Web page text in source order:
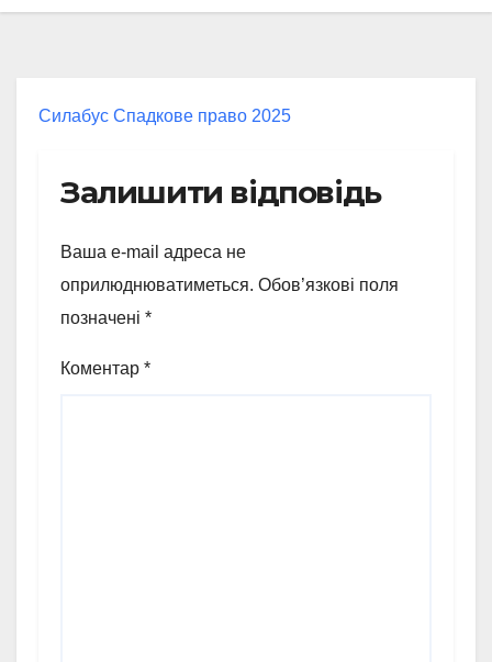
Силабус Спадкове право 2025
Залишити відповідь
Ваша e-mail адреса не
оприлюднюватиметься. Обов’язкові поля
позначені *
Коментар *